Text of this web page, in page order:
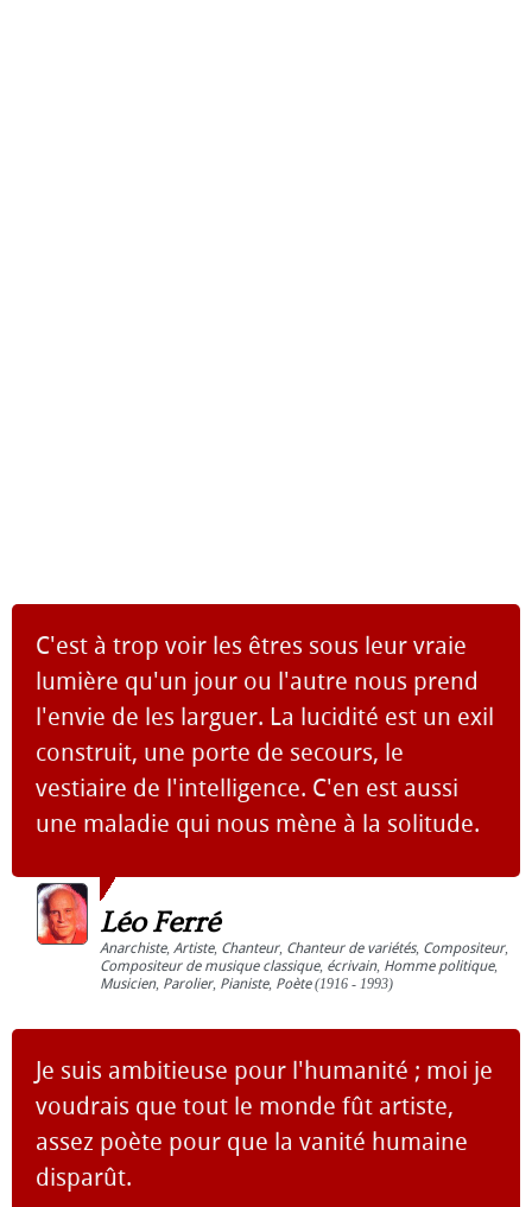
C'est à trop voir les êtres sous leur vraie
lumière qu'un jour ou l'autre nous prend
l'envie de les larguer. La lucidité est un exil
construit, une porte de secours, le
vestiaire de l'intelligence. C'en est aussi
une maladie qui nous mène à la solitude.
Léo Ferré
Anarchiste, Artiste, Chanteur, Chanteur de variétés, Compositeur,
Compositeur de musique classique, écrivain, Homme politique,
Musicien, Parolier, Pianiste, Poète(1916 - 1993)
Je suis ambitieuse pour l'humanité ; moi je
voudrais que tout le monde fût artiste,
assez poète pour que la vanité humaine
disparût.